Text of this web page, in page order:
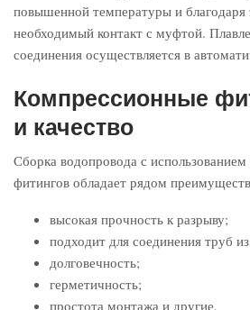
повышенной температуры и благодаря
необходимый контакт с муфтой.
соединения осуществляется в
Компрессионные
и качество
Сборка водопровода с
фитингов обладает рядом
высокая прочность к разрыву;
подходит для соединения труб
долговечность;
герметичность;
простота монтажа и другие.